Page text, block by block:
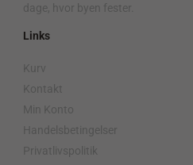
dage, hvor byen fester.
Links
Kurv
Kontakt
Min Konto
Handelsbetingelser
Privatlivspolitik